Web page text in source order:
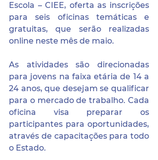
Escola – CIEE, oferta as inscrições
para seis oficinas temáticas e
gratuitas, que serão realizadas
online neste mês de maio.
As atividades são direcionadas
para jovens na faixa etária de 14 a
24 anos, que desejam se qualificar
para o mercado de trabalho. Cada
oficina visa preparar os
participantes para oportunidades,
através de capacitações para todo
o Estado.